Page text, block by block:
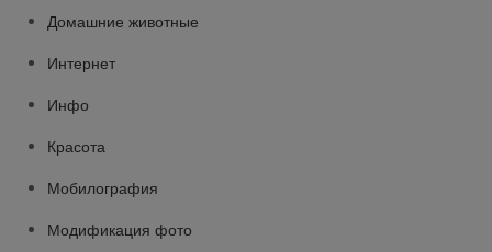
Домашние животные
Интернет
Инфо
Красота
Мобилография
Модификация фото